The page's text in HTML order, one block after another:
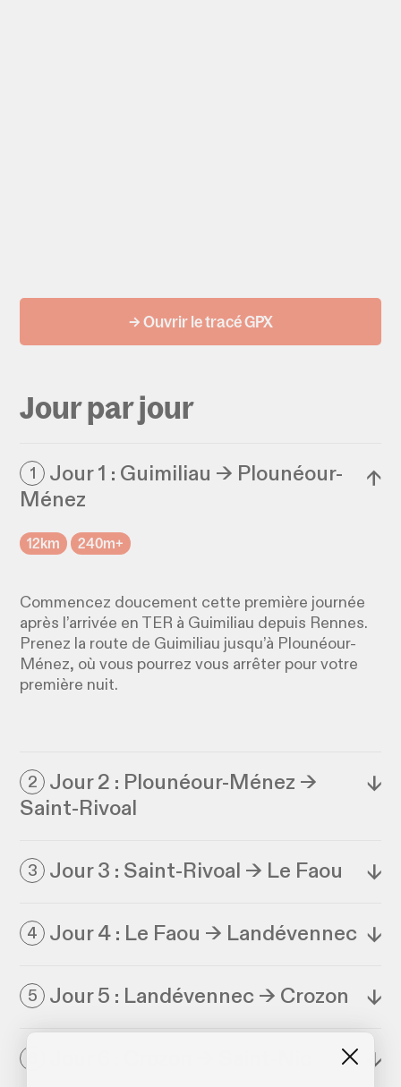
→ Ouvrir le tracé GPX
Jour par jour
1
Jour 1 : Guimiliau → Plounéour-
Ménez
↓
12km 240m+
Commencez doucement cette première journée
après l’arrivée en TER à Guimiliau depuis Rennes.
Prenez la route de Guimiliau jusqu’à Plounéour-
Ménez, où vous pourrez vous arrêter pour votre
première nuit.
2
Jour 2 : Plounéour-Ménez →
Saint-Rivoal
↓
3 Jour 3 : Saint-Rivoal → Le Faou ↓
4 Jour 4 : Le Faou → Landévennec ↓
5 Jour 5 : Landévennec → Crozon ↓
↓